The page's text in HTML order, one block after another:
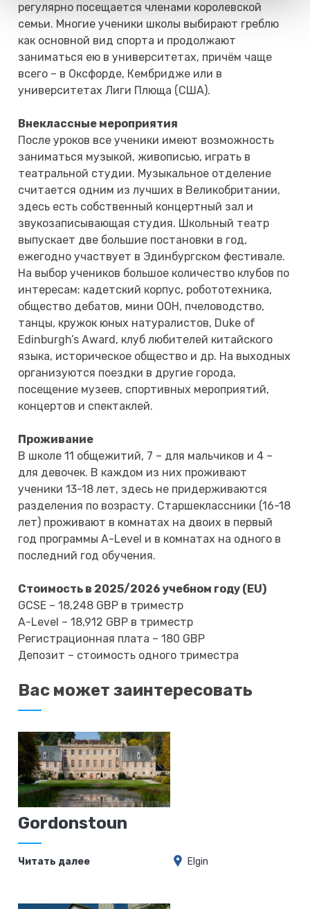
регулярно посещается членами королевской
семьи. Многие ученики школы выбирают греблю
как основной вид спорта и продолжают
заниматься ею в университетах, причём чаще
всего – в Оксфорде, Кембридже или в
университетах Лиги Плюща (США).
Внеклассные мероприятия
После уроков все ученики имеют возможность
заниматься музыкой, живописью, играть в
театральной студии. Музыкальное отделение
считается одним из лучших в Великобритании,
здесь есть собственный концертный зал и
звукозаписывающая студия. Школьный театр
выпускает две большие постановки в год,
ежегодно участвует в Эдинбургском фестивале.
На выбор учеников большое количество клубов по
интересам: кадетский корпус, робототехника,
общество дебатов, мини ООН, пчеловодство,
танцы, кружок юных натуралистов, Duke of
Edinburgh’s Award, клуб любителей китайского
языка, историческое общество и др. На выходных
организуются поездки в другие города,
посещение музеев, спортивных мероприятий,
концертов и спектаклей.
Проживание
В школе 11 общежитий, 7 – для мальчиков и 4 –
для девочек. В каждом из них проживают
ученики 13-18 лет, здесь не придерживаются
разделения по возрасту. Старшеклассники (16-18
лет) проживают в комнатах на двоих в первый
год программы A-Level и в комнатах на одного в
последний год обучения.
Стоимость в 2025/2026 учебном году (EU)
GCSE – 18,248 GBP в триместр
A-Level – 18,912 GBP в триместр
Регистрационная плата – 180 GBP
Депозит – стоимость одного триместра
Вас может заинтересовать
Gordonstoun
Читать далее Elgin